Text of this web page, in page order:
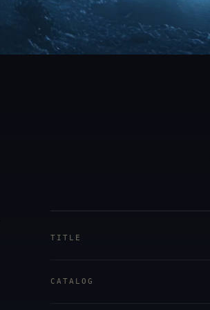
TITLE
CATALOG